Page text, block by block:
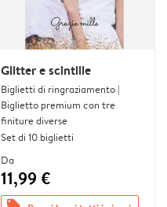
Glitter e scintille
Biglietti di ringraziamento |
Biglietto premium con tre
finiture diverse
Set di 10 biglietti
Da
11,99 €